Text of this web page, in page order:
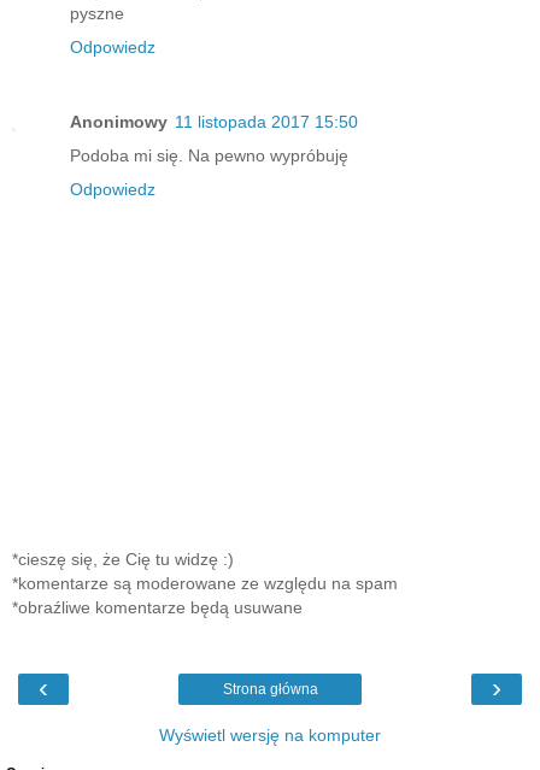
pyszne
Odpowiedz
Anonimowy 11 listopada 2017 15:50
Podoba mi się. Na pewno wypróbuję
Odpowiedz
*cieszę się, że Cię tu widzę :)
*komentarze są moderowane ze względu na spam
*obraźliwe komentarze będą usuwane
‹ ›
Strona główna
Wyświetl wersję na komputer